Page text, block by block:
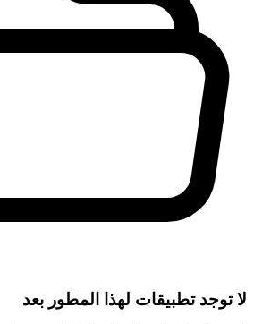
لا توجد تطبيقات لهذا المطور بعد